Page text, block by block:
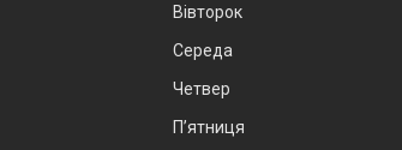
Вівторок
Середа
Четвер
Пʼятниця